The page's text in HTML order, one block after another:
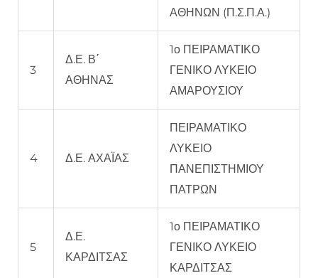
ΑΘΗΝΩΝ (Π.Σ.Π.Α.)
3
Δ.Ε. Β΄
ΑΘΗΝΑΣ
1ο ΠΕΙΡΑΜΑΤΙΚΟ
ΓΕΝΙΚΟ ΛΥΚΕΙΟ
ΑΜΑΡΟΥΣΙΟΥ
4 Δ.Ε. ΑΧΑΪΑΣ
ΠΕΙΡΑΜΑΤΙΚΟ
ΛΥΚΕΙΟ
ΠΑΝΕΠΙΣΤΗΜΙΟΥ
ΠΑΤΡΩΝ
5
Δ.Ε.
ΚΑΡΔΙΤΣΑΣ
1ο ΠΕΙΡΑΜΑΤΙΚΟ
ΓΕΝΙΚΟ ΛΥΚΕΙΟ
ΚΑΡΔΙΤΣΑΣ